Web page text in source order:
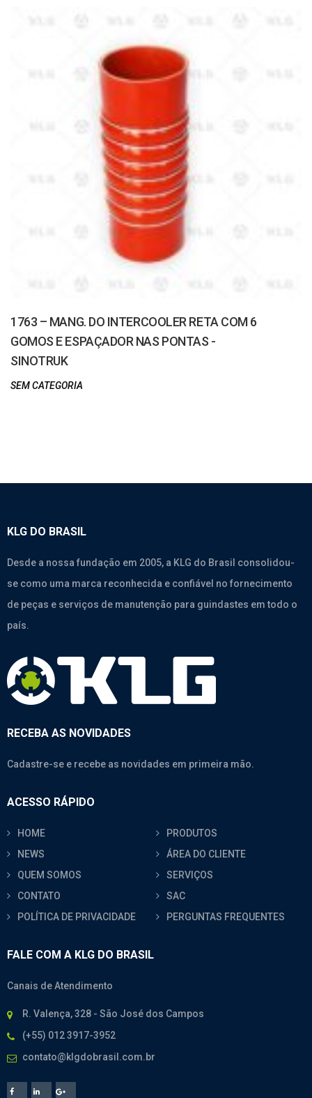
1763 – MANG. DO INTERCOOLER RETA COM 6
GOMOS E ESPAÇADOR NAS PONTAS -
SINOTRUK
SEM CATEGORIA
KLG DO BRASIL
Desde a nossa fundação em 2005, a KLG do Brasil consolidou-
se como uma marca reconhecida e confiável no fornecimento
de peças e serviços de manutenção para guindastes em todo o
país.
RECEBA AS NOVIDADES
Cadastre-se e recebe as novidades em primeira mão.
ACESSO RÁPIDO
HOME
PRODUTOS
NEWS
ÁREA DO CLIENTE
QUEM SOMOS
SERVIÇOS
CONTATO
SAC
POLÍTICA DE PRIVACIDADE
PERGUNTAS FREQUENTES
FALE COM A KLG DO BRASIL
Canais de Atendimento
R. Valença, 328 - São José dos Campos
(+55) 012 3917-3952
contato@klgdobrasil.com.br